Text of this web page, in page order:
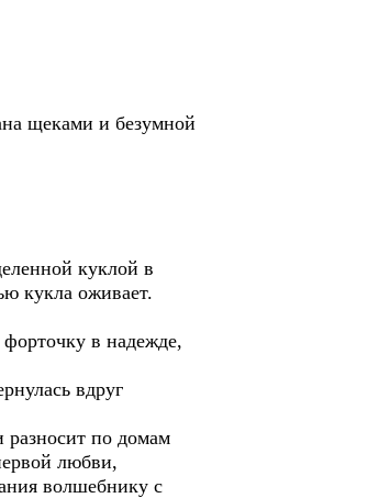
щеками и безумной
куклой в
кукла оживает.
в надежде,
вдруг
разносит по домам
любви,
волшебнику с